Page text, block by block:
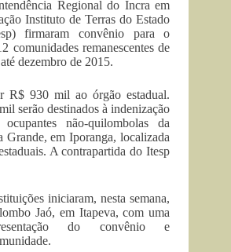
Regional do Incra em
Instituto de Terras do Estado
firmaram convênio para o
comunidades remanescentes de
dezembro de 2015.
R$ 930 mil ao órgão estadual.
serão destinados à indenização
não-quilombolas da
Grande, em Iporanga, localizada
A contrapartida do Itesp
iniciaram, nesta semana,
Jaó, em Itapeva, com uma
do convênio e